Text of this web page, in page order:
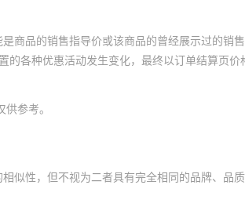
商品的销售指导价或该商品的曾经展示过的销
各种优惠活动发生变化，最终以订单结算页价
参考。
似性，但不视为二者具有完全相同的品牌、品